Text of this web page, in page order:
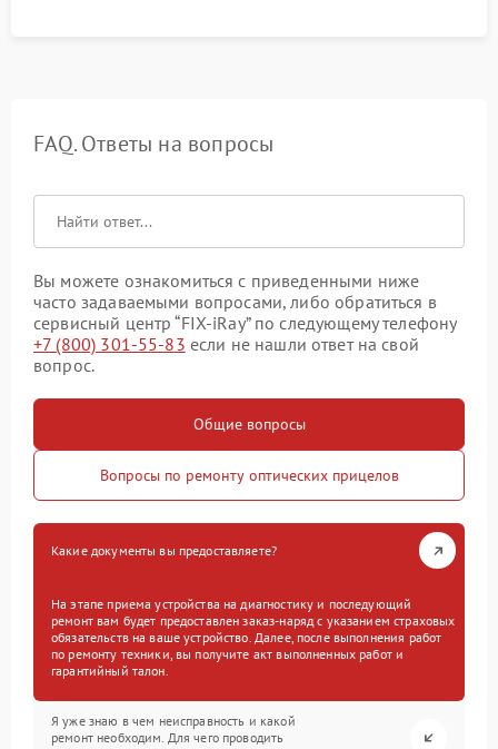
FAQ. Ответы на вопросы
Вы можете ознакомиться с приведенными ниже
часто задаваемыми вопросами, либо обратиться в
сервисный центр “FIX-iRay” по следующему телефону
+7 (800) 301-55-83 если не нашли ответ на свой
вопрос.
Общие вопросы
Вопросы по ремонту оптических прицелов
Какие документы вы предоставляете?
На этапе приема устройства на диагностику и последующий
ремонт вам будет предоставлен заказ-наряд с указанием страховых
обязательств на ваше устройство. Далее, после выполнения работ
по ремонту техники, вы получите акт выполненных работ и
гарантийный талон.
Я уже знаю в чем неисправность и какой
ремонт необходим. Для чего проводить